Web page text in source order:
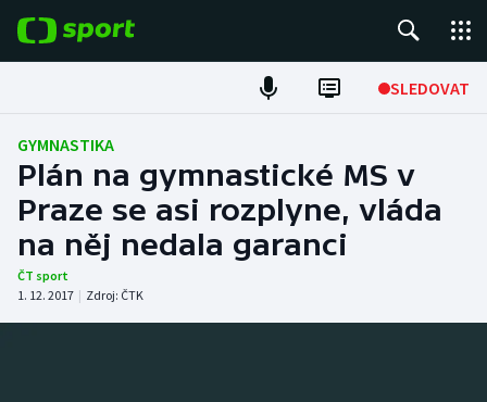
SLEDOVAT
Fotbal
Hokej
Tenis
Atletika
GYMNASTIKA
Plán na gymnastické MS v
Praze se asi rozplyne, vláda
na něj nedala garanci
ČT sport
1. 12. 2017 | Zdroj: ČTK